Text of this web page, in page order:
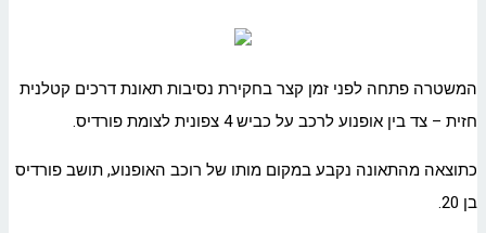
המשטרה פתחה לפני זמן קצר בחקירת נסיבות תאונת דרכים קטלנית
חזית – צד בין אופנוע לרכב על כביש 4 צפונית לצומת פורדיס.
כתוצאה מהתאונה נקבע במקום מותו של רוכב האופנוע, תושב פורדיס
בן 20.